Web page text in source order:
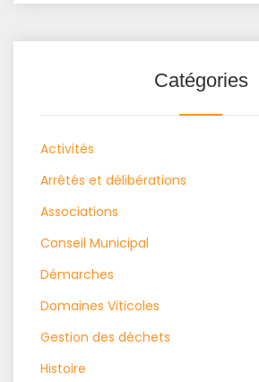
Catégories
Activités
Arrêtés et délibérations
Associations
Conseil Municipal
Démarches
Domaines Viticoles
Gestion des déchets
Histoire